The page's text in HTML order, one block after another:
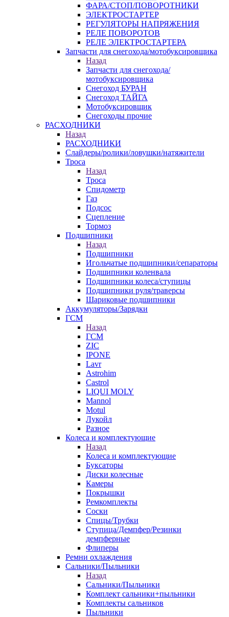
ФАРА/СТОП/ПОВОРОТНИКИ
ЭЛЕКТРОСТАРТЕР
РЕГУЛЯТОРЫ НАПРЯЖЕНИЯ
РЕЛЕ ПОВОРОТОВ
РЕЛЕ ЭЛЕКТРОСТАРТЕРА
Запчасти для снегохода/мотобуксировщика
Назад
Запчасти для снегохода/
мотобуксировщика
Снегоход БУРАН
Снегоход ТАЙГА
Мотобуксировщик
Снегоходы прочие
РАСХОДНИКИ
Назад
РАСХОДНИКИ
Слайдеры/ролики/ловушки/натяжители
Троса
Назад
Троса
Спидометр
Газ
Подсос
Сцепление
Тормоз
Подшипники
Назад
Подшипники
Игольчатые подшипники/сепараторы
Подшипники коленвала
Подшипники колеса/ступицы
Подшипники руля/траверсы
Шариковые подшипники
Аккумуляторы/Зарядки
ГСМ
Назад
ГСМ
ZIC
IPONE
Lavr
Astrohim
Castrol
LIQUI MOLY
Mannol
Motul
Лукойл
Разное
Колеса и комплектующие
Назад
Колеса и комплектующие
Буксаторы
Диски колесные
Камеры
Покрышки
Ремкомплекты
Соски
Спицы/Трубки
Ступица/Демпфер/Резинки
демпферные
Флиперы
Ремни охлаждения
Сальники/Пыльники
Назад
Сальники/Пыльники
Комплект сальники+пыльники
Комплекты сальников
Пыльники